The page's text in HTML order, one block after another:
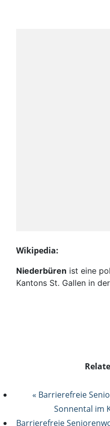
Wikipedia:
Niederbüren ist eine
Kantons St. Gallen in
« Barrierefreie
Sonnental im
Barrierefreie